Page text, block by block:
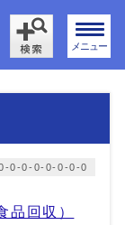
メニュー
0-0-0-0-0-0-0
品回収）